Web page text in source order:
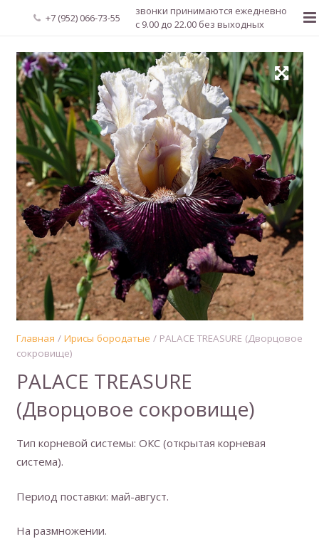
+7 (952) 066-73-55
звонки принимаются ежедневно
с 9.00 до 22.00 без выходных
Главная
О нас
Новости
Каталог растений
Доставка и оплата
Мой аккаунт
Регистрация
Главная / Ирисы бородатые / PALACE TREASURE (Дворцовое
сокровище)
PALACE TREASURE
(Дворцовое сокровище)
Тип корневой системы: ОКС (открытая корневая
система).
Период поставки: май-август.
На размножении.